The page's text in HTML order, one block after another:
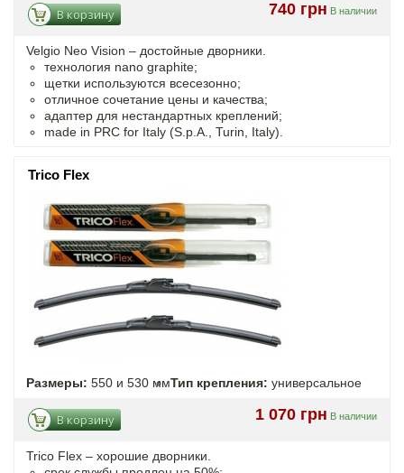
740 грн В наличии
В корзину
Velgio Neo Vision – достойные дворники.
технология nano graphite;
щетки используются всесезонно;
отличное сочетание цены и качества;
адаптер для нестандартных креплений;
made in PRC for Italy (S.p.A., Turin, Italy).
Trico Flex
Размеры: 550 и 530 ммТип крепления: универсальное
1 070 грн В наличии
В корзину
Trico Flex – хорошие дворники.